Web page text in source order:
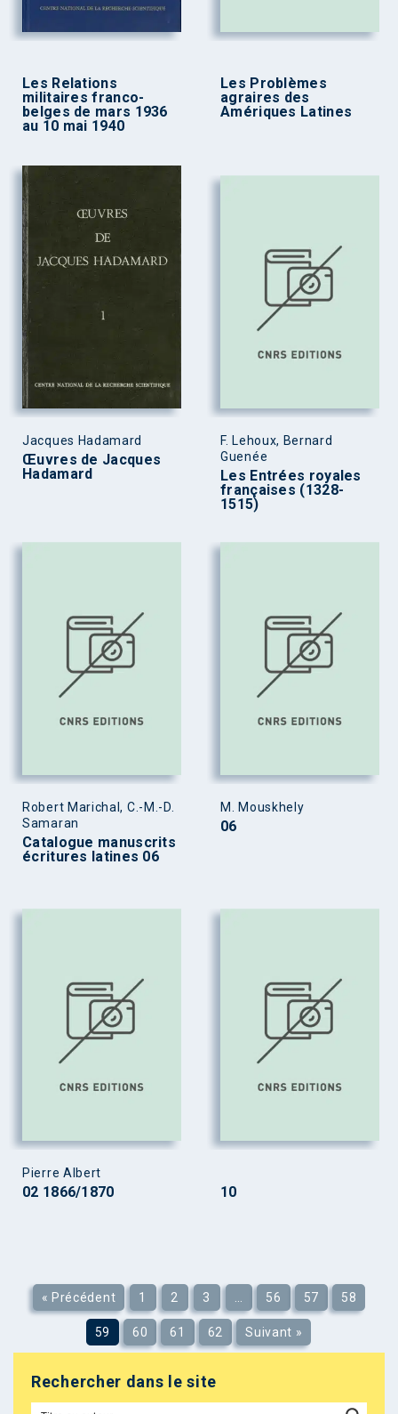
Les Relations
militaires franco-
belges de mars 1936
au 10 mai 1940
Les Problèmes
agraires des
Amériques Latines
Jacques Hadamard
Œuvres de Jacques
Hadamard
F. Lehoux, Bernard
Guenée
Les Entrées royales
françaises (1328-
1515)
Robert Marichal, C.-M.-D.
Samaran
Catalogue manuscrits
écritures latines 06
M. Mouskhely
06
Pierre Albert
02 1866/1870 10
« Précédent 1 2 3 … 56 57 58
59 60 61 62 Suivant »
Rechercher dans le site